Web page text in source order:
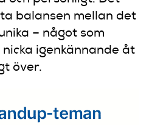
balansen mellan det
– något som
igenkännande åt
över.